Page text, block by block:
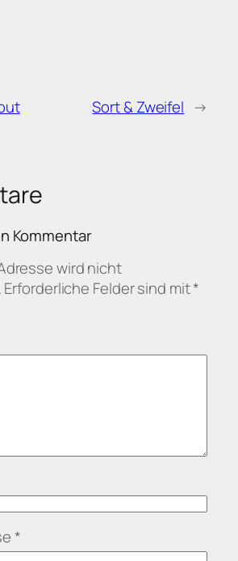
Sort & Zweifel →
Kommentar
wird nicht
Erforderliche Felder sind mit*
*